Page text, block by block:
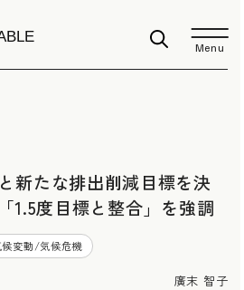
Menu
新たな排出削減目標を決
度目標と整合」を強調
候変動/気候危機
廣末 智子